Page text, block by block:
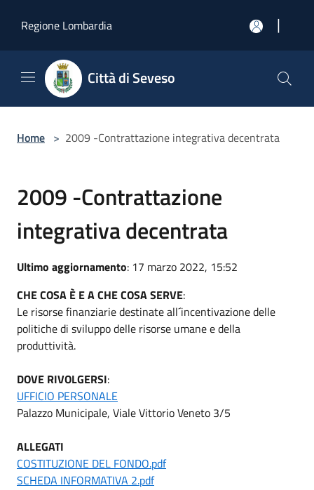
Regione Lombardia
|
Città di Seveso
Home > 2009 -Contrattazione integrativa decentrata
2009 -Contrattazione
integrativa decentrata
Ultimo aggiornamento: 17 marzo 2022, 15:52
CHE COSA È E A CHE COSA SERVE:
Le risorse finanziarie destinate all´incentivazione delle
politiche di sviluppo delle risorse umane e della
produttività.
DOVE RIVOLGERSI:
UFFICIO PERSONALE
Palazzo Municipale, Viale Vittorio Veneto 3/5
ALLEGATI
COSTITUZIONE DEL FONDO.pdf
SCHEDA INFORMATIVA 2.pdf